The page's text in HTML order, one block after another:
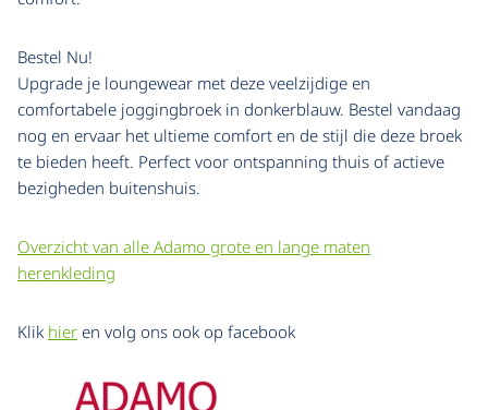
Bestel Nu!
Upgrade je loungewear met deze veelzijdige en
comfortabele joggingbroek in donkerblauw. Bestel vandaag
nog en ervaar het ultieme comfort en de stijl die deze broek
te bieden heeft. Perfect voor ontspanning thuis of actieve
bezigheden buitenshuis.
Overzicht van alle Adamo grote en lange maten
herenkleding
Klik hier en volg ons ook op facebook